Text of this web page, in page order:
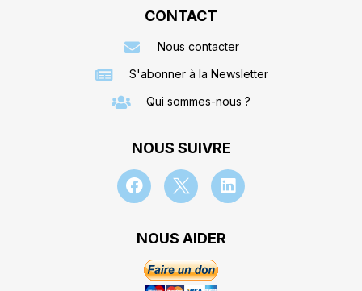
CONTACT
Nous contacter
S'abonner à la Newsletter
Qui sommes-nous ?
NOUS SUIVRE
NOUS AIDER